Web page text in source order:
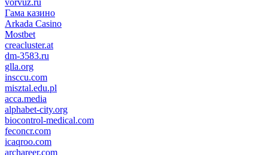
vorvuz.ru
Гама казино
Arkada Casino
Mostbet
creacluster.at
dm-3583.ru
glla.org
insccu.com
misztal.edu.pl
acca.media
alphabet-city.org
biocontrol-medical.com
feconcr.com
icaqroo.com
archareer.com